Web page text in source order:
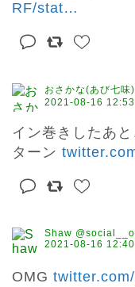
RF/stat…
おさかな(あび七
2021-08-16 12:53
イン巻きしたあ
ターン
Shaw
2021-08-16 12:40
OMG